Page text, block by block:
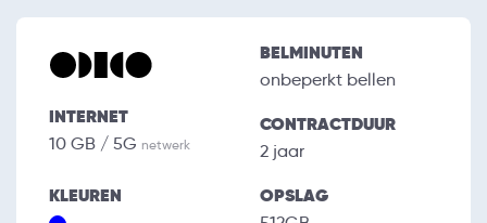
INTERNET
10 GB / 5G netwerk
BELMINUTEN
onbeperkt bellen
CONTRACTDUUR
2 jaar
KLEUREN OPSLAG